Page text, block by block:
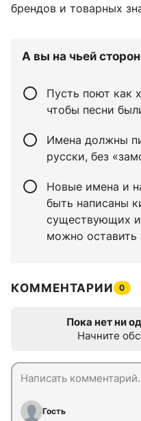
брендов и товарных
А вы на чьей
Пусть поют как
чтобы песни
Имена должны
русски, без
Новые имена и
быть написаны
существующих
можно оставить
КОММЕНТАРИИ 0
Пока нет ни
Начните
Гость